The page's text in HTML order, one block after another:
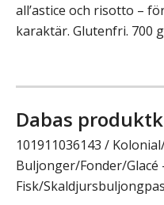
all’astice och risotto –
karaktär. Glutenfri. 700
Dabas
101911036143 /
Buljonger/Fonder/
Fisk/